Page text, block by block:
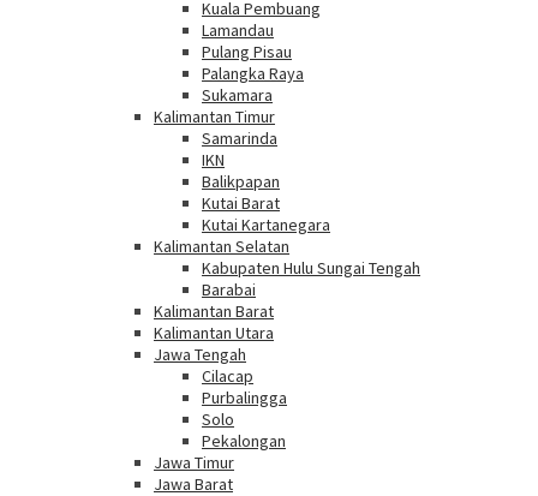
Kuala Pembuang
Lamandau
Pulang Pisau
Palangka Raya
Sukamara
Kalimantan Timur
Samarinda
IKN
Balikpapan
Kutai Barat
Kutai Kartanegara
Kalimantan Selatan
Kabupaten Hulu Sungai Tengah
Barabai
Kalimantan Barat
Kalimantan Utara
Jawa Tengah
Cilacap
Purbalingga
Solo
Pekalongan
Jawa Timur
Jawa Barat